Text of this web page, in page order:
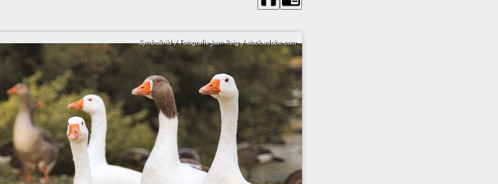
Symbolbild / Fotografia Juan Reig / stock.adobe.com